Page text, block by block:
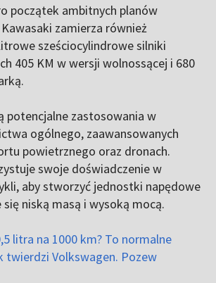
początek ambitnych planów
zamierza również
sześciocylindrowe silniki
405 KM w wersji wolnossącej i 680
potencjalne zastosowania w
ogólnego, zaawansowanych
powietrznego oraz dronach.
swoje doświadczenie w
aby stworzyć jednostki napędowe
niską masą i wysoką mocą.
litra na 1000 km? To normalne
twierdzi Volkswagen. Pozew